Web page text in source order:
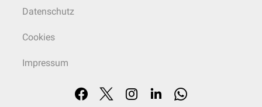
Datenschutz
Cookies
Impressum